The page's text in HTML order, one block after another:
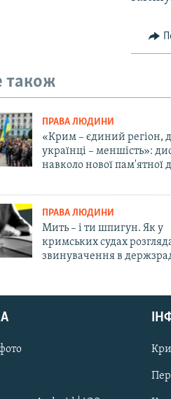
також
ПРАВА ЛЮДИНИ
«Крим – єдиний регіон,
українці – меншість»:
навколо нової пам'ятної
ПРАВА ЛЮДИНИ
Мить – і ти шпигун. Як у
кримських судах
звинувачення в